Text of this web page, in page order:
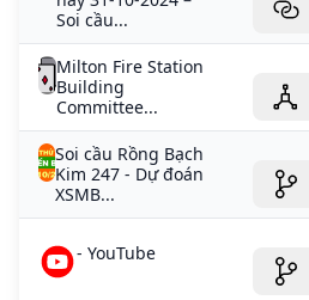
Soi cầu...
Milton Fire Station
Building
Committee...
Soi cầu Rồng Bạch
Kim 247 - Dự đoán
XSMB...
- YouTube